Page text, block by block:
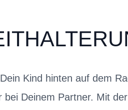
Kind hinten auf dem
Deinem Partner. Mit